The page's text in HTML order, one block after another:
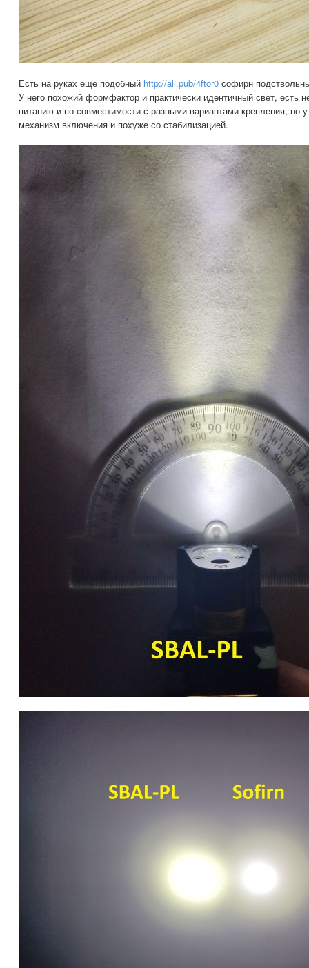
Есть на руках еще подобный http://ali.pub/4ftor0 софирн
У него похожий формфактор и практически идентичный свет, есть
питанию и по совместимости с разными вариантами крепления, но
механизм включения и похуже со стабилизацией.